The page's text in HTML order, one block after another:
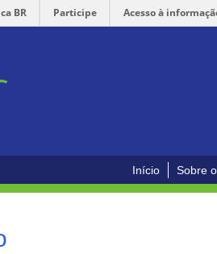
BR Participe Acesso à
Início Sobre